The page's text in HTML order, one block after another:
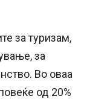
за туризам,
за
Во оваа
од 20%